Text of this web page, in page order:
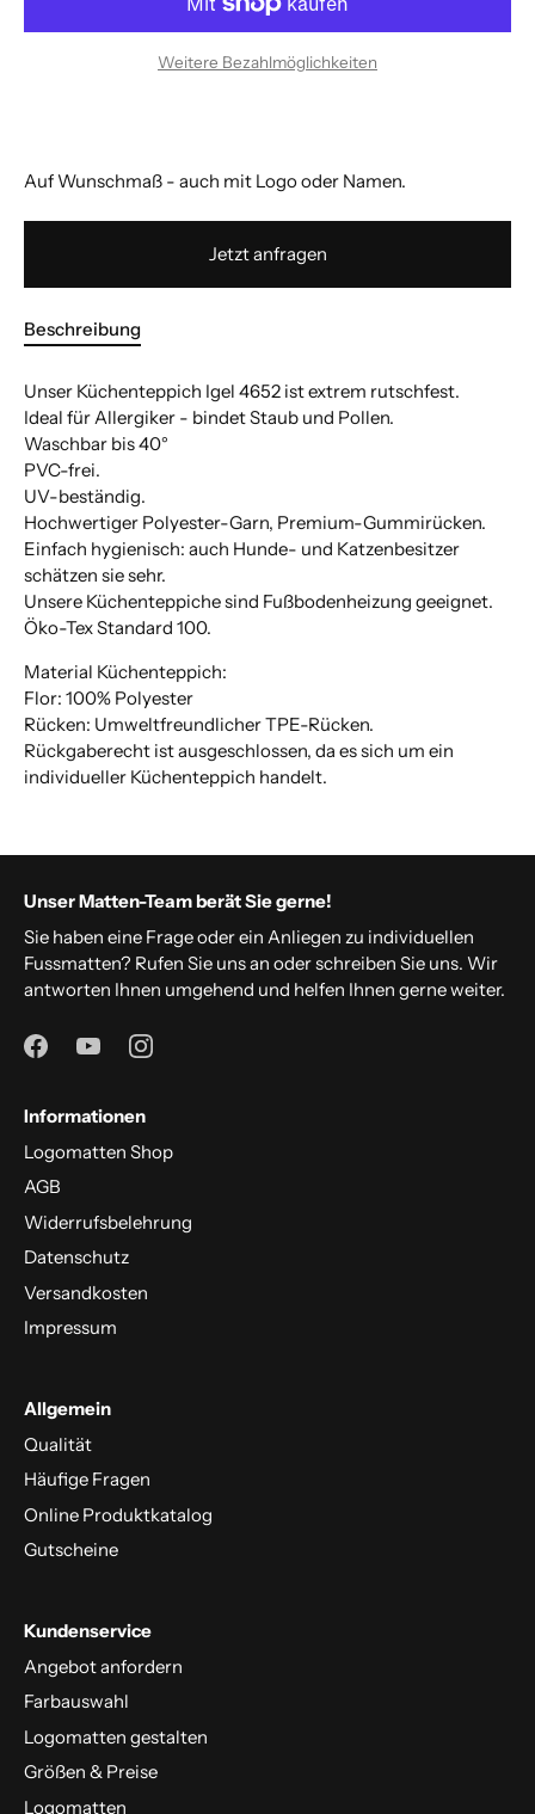
Weitere Bezahlmöglichkeiten
Auf Wunschmaß - auch mit Logo oder Namen.
Jetzt anfragen
Beschreibung
Unser Küchenteppich Igel 4652 ist extrem rutschfest.
Ideal für Allergiker - bindet Staub und Pollen.
Waschbar bis 40°
PVC-frei.
UV-beständig.
Hochwertiger Polyester-Garn, Premium-Gummirücken.
Einfach hygienisch: auch Hunde- und Katzenbesitzer
schätzen sie sehr.
Unsere Küchenteppiche sind Fußbodenheizung geeignet.
Öko-Tex Standard 100.
Material Küchenteppich:
Flor: 100% Polyester
Rücken: Umweltfreundlicher TPE-Rücken.
Rückgaberecht ist ausgeschlossen, da es sich um ein
individueller Küchenteppich handelt.
Unser Matten-Team berät Sie gerne!
Sie haben eine Frage oder ein Anliegen zu individuellen
Fussmatten? Rufen Sie uns an oder schreiben Sie uns. Wir
antworten Ihnen umgehend und helfen Ihnen gerne weiter.
Informationen
Logomatten Shop
AGB
Widerrufsbelehrung
Datenschutz
Versandkosten
Impressum
Allgemein
Qualität
Häufige Fragen
Online Produktkatalog
Gutscheine
Kundenservice
Angebot anfordern
Farbauswahl
Logomatten gestalten
Größen & Preise
Logomatten